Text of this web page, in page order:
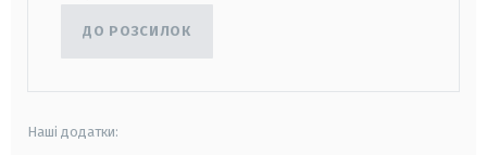
ДО РОЗСИЛОК
Наші додатки: